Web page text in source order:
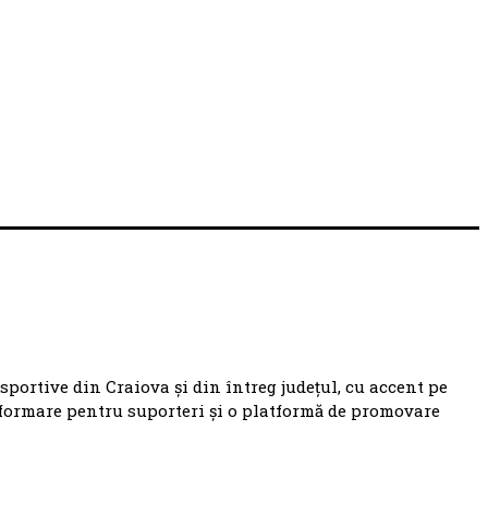
din Craiova și din întreg județul, cu accent pe
pentru suporteri și o platformă de promovare